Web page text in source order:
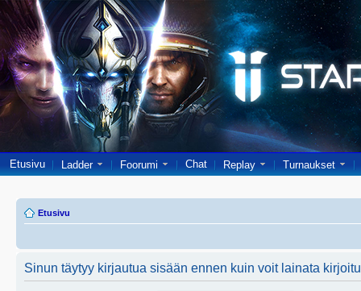
Etusivu Ladder Foorumi Chat Replay Turnaukset
Etusivu
Sinun täytyy kirjautua sisään ennen kuin voit lainata